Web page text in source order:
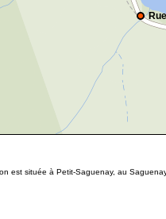
est située à Petit-Saguenay, au